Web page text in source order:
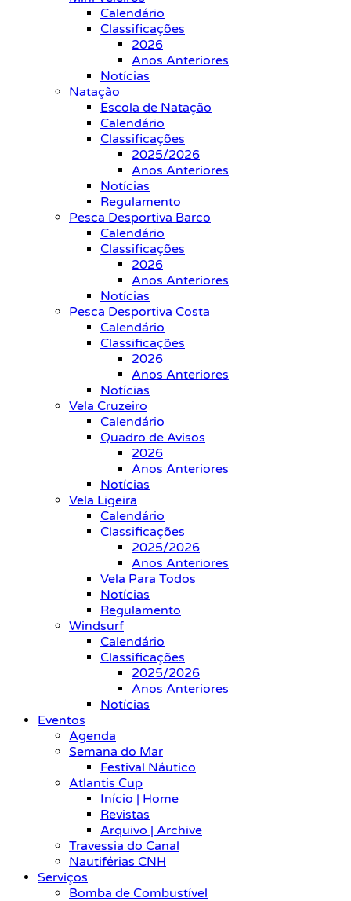
Calendário
Classificações
2026
Anos Anteriores
Notícias
Natação
Escola de Natação
Calendário
Classificações
2025/2026
Anos Anteriores
Notícias
Regulamento
Pesca Desportiva Barco
Calendário
Classificações
2026
Anos Anteriores
Notícias
Pesca Desportiva Costa
Calendário
Classificações
2026
Anos Anteriores
Notícias
Vela Cruzeiro
Calendário
Quadro de Avisos
2026
Anos Anteriores
Notícias
Vela Ligeira
Calendário
Classificações
2025/2026
Anos Anteriores
Vela Para Todos
Notícias
Regulamento
Windsurf
Calendário
Classificações
2025/2026
Anos Anteriores
Notícias
Eventos
Agenda
Semana do Mar
Festival Náutico
Atlantis Cup
Início | Home
Revistas
Arquivo | Archive
Travessia do Canal
Nautiférias CNH
Serviços
Bomba de Combustível